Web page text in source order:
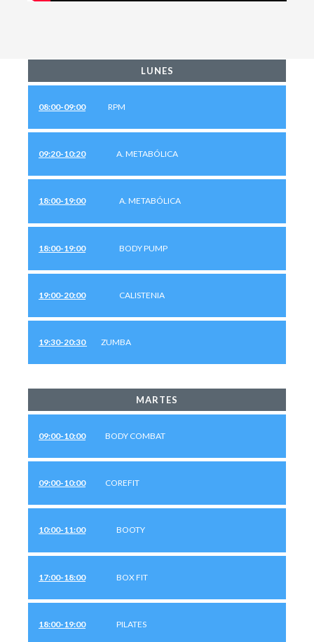
LUNES
08:00-09:00RPM
09:20-10:20A. METABÓLICA
18:00-19:00A. METABÓLICA
18:00-19:00BODY PUMP
19:00-20:00CALISTENIA
19:30-20:30 ZUMBA
MARTES
09:00-10:00BODY COMBAT
09:00-10:00COREFIT
10:00-11:00BOOTY
17:00-18:00BOX FIT
18:00-19:00PILATES